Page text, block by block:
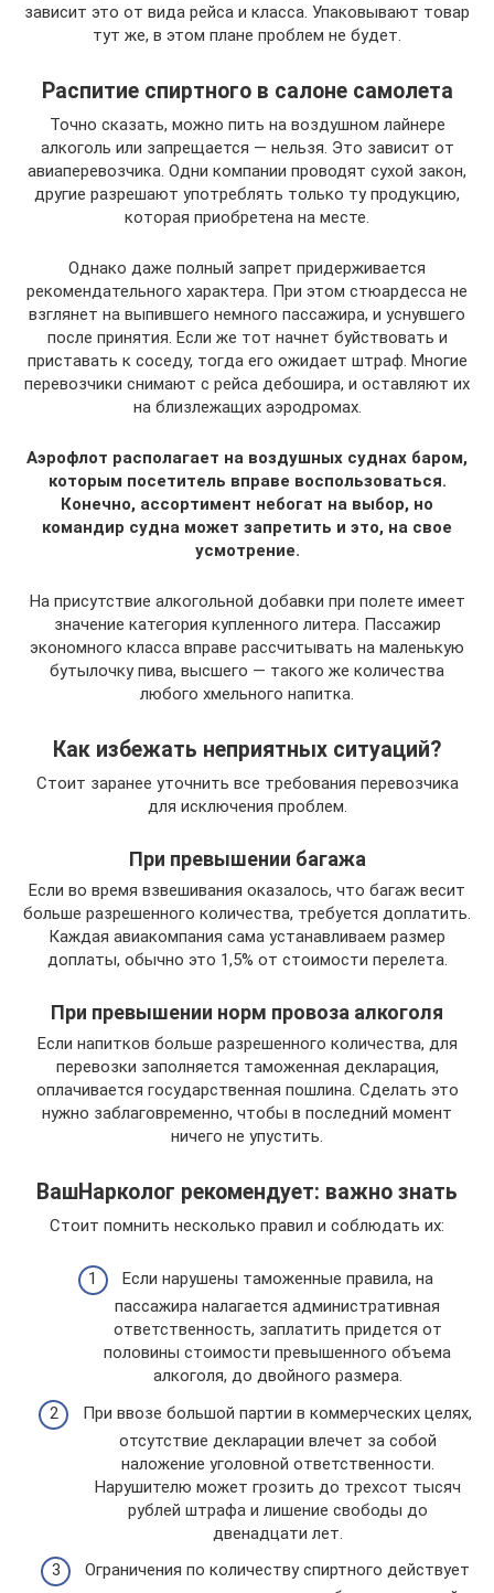
зависит это от вида рейса и класса. Упаковывают товар
тут же, в этом плане проблем не будет.
Распитие спиртного в салоне самолета
Точно сказать, можно пить на воздушном лайнере
алкоголь или запрещается — нельзя. Это зависит от
авиаперевозчика. Одни компании проводят сухой закон,
другие разрешают употреблять только ту продукцию,
которая приобретена на месте.
Однако даже полный запрет придерживается
рекомендательного характера. При этом стюардесса не
взглянет на выпившего немного пассажира, и уснувшего
после принятия. Если же тот начнет буйствовать и
приставать к соседу, тогда его ожидает штраф. Многие
перевозчики снимают с рейса дебошира, и оставляют их
на близлежащих аэродромах.
Аэрофлот располагает на воздушных суднах баром,
которым посетитель вправе воспользоваться.
Конечно, ассортимент небогат на выбор, но
командир судна может запретить и это, на свое
усмотрение.
На присутствие алкогольной добавки при полете имеет
значение категория купленного литера. Пассажир
экономного класса вправе рассчитывать на маленькую
бутылочку пива, высшего — такого же количества
любого хмельного напитка.
Как избежать неприятных ситуаций?
Стоит заранее уточнить все требования перевозчика
для исключения проблем.
При превышении багажа
Если во время взвешивания оказалось, что багаж весит
больше разрешенного количества, требуется доплатить.
Каждая авиакомпания сама устанавливаем размер
доплаты, обычно это 1,5% от стоимости перелета.
При превышении норм провоза алкоголя
Если напитков больше разрешенного количества, для
перевозки заполняется таможенная декларация,
оплачивается государственная пошлина. Сделать это
нужно заблаговременно, чтобы в последний момент
ничего не упустить.
ВашНарколог рекомендует: важно знать
Стоит помнить несколько правил и соблюдать их:
Если нарушены таможенные правила, на
пассажира налагается административная
ответственность, заплатить придется от
половины стоимости превышенного объема
алкоголя, до двойного размера.
При ввозе большой партии в коммерческих целях,
отсутствие декларации влечет за собой
наложение уголовной ответственности.
Нарушителю может грозить до трехсот тысяч
рублей штрафа и лишение свободы до
двенадцати лет.
Ограничения по количеству спиртного действует